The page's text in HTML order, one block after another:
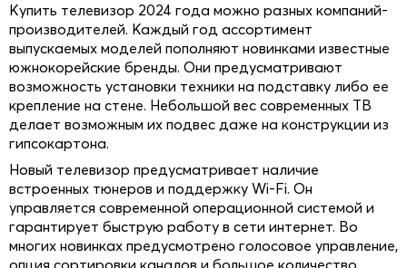
Купить телевизор 2024 года можно разных компаний-
производителей. Каждый год ассортимент
выпускаемых моделей пополняют новинками известные
южнокорейские бренды. Они предусматривают
возможность установки техники на подставку либо ее
крепление на стене. Небольшой вес современных ТВ
делает возможным их подвес даже на конструкции из
гипсокартона.
Новый телевизор предусматривает наличие
встроенных тюнеров и поддержку Wi-Fi. Он
управляется современной операционной системой и
гарантирует быструю работу в сети интернет. Во
многих новинках предусмотрено голосовое управление,
опция сортировки каналов и большое количество